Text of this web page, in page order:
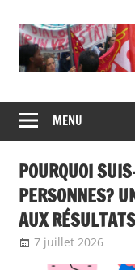
de
syndicats
CGT
insertion
probation
MENU
POURQUOI
PERSONNES?
AUX
7 juillet 2026